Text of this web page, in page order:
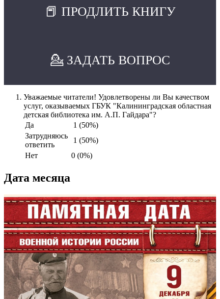
📕 ПРОДЛИТЬ КНИГУ
💁 ЗАДАТЬ ВОПРОС
Уважаемые читатели! Удовлетворены ли Вы качеством
услуг, оказываемых ГБУК "Калининградская областная
детская библиотека им. А.П. Гайдара"?
Да
1 (50%)
Затрудняюсь
ответить
1 (50%)
Нет
0 (0%)
Дата месяца